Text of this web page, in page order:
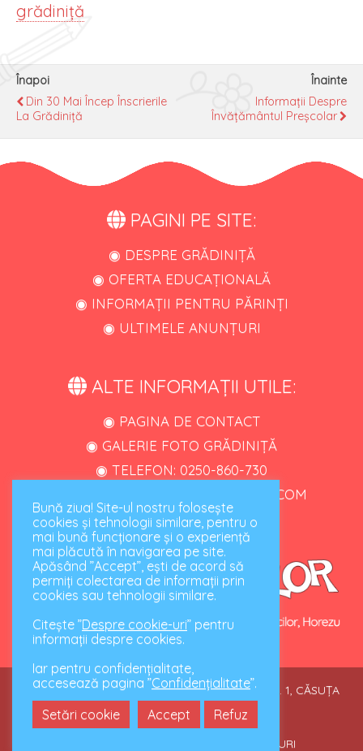
grădiniță
Înapoi
Din 30 Mai Încep Înscrierile
La Grădiniță
Înainte
Informații Despre
Învățământul Preșcolar
Bună ziua! Site-ul nostru folosește
cookies și tehnologii similare, pentru o
mai bună funcționare și o experiență
mai plăcută în navigarea pe site.
Apăsând ”Accept”, ești de acord să
permiți colectarea de informații prin
cookies sau tehnologii similare.
Citește ”Despre cookie-uri” pentru
informații despre cookies.
Iar pentru confidențialitate,
accesează pagina ”Confidențialitate”.
Setări cookie
Accept Refuz
PAGINI PE SITE:
◉ DESPRE GRĂDINIȚĂ
◉ OFERTA EDUCAȚIONALĂ
◉ INFORMAȚII PENTRU PĂRINȚI
◉ ULTIMELE ANUNȚURI
ALTE INFORMAȚII UTILE:
◉ PAGINA DE CONTACT
◉ GALERIE FOTO GRĂDINIȚĂ
◉ TELEFON: 0250-860-730
◉ GRADINITA_HOREZU@YAHOO.COM
2026 © GRĂDINIȚA CU PROGRAM PRELUNGIT, NR. 1, CĂSUȚA
PITICILOR, HOREZU
DESPRE COOKIE-URI